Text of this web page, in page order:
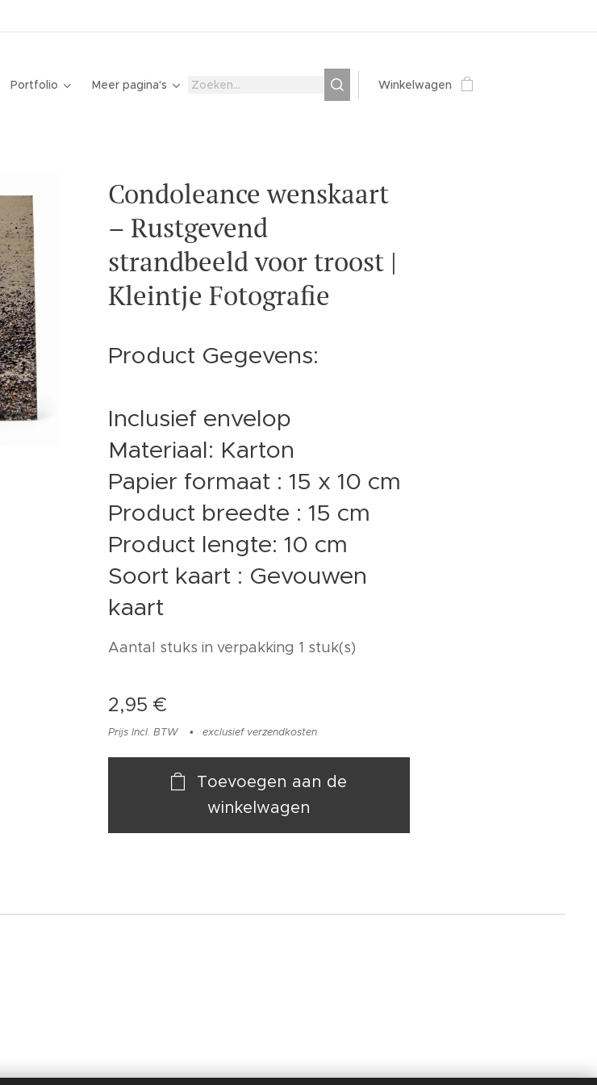
Portfolio Meer pagina's Winkelwagen
Condoleance wenskaart
– Rustgevend
strandbeeld voor troost |
Kleintje Fotografie
Product Gegevens:
Inclusief envelop
Materiaal: Karton
Papier formaat : 15 x 10 cm
Product breedte : 15 cm
Product lengte: 10 cm
Soort kaart : Gevouwen
kaart
Aantal stuks in verpakking 1 stuk(s)
2,95 €
Prijs Incl. BTW exclusief verzendkosten
Toevoegen aan de
winkelwagen